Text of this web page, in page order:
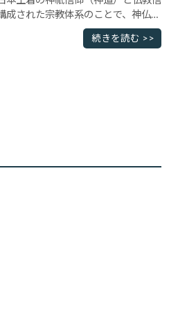
された宗教体系のことで、神仏混
寺の中に神社があったり、鳥居･･･
続きを読む >>